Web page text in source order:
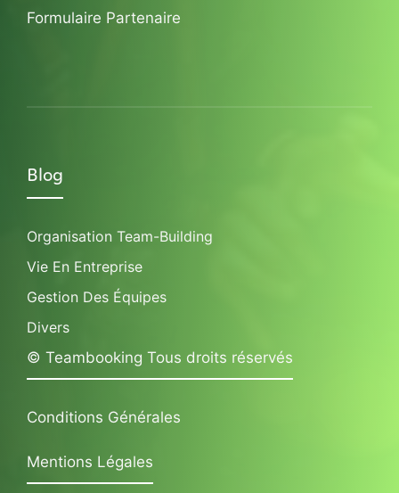
Formulaire Partenaire
Blog
Organisation Team-Building
Vie En Entreprise
Gestion Des Équipes
Divers
© Teambooking Tous droits réservés
Conditions Générales
Mentions Légales